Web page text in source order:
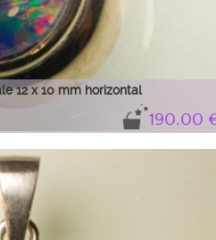
12 x 10 mm horizontal
190.00
d'opale multicolore 12 x 10 mm.
et la bélière est "tubulaire" permettant
en cuir ou un tube résille.